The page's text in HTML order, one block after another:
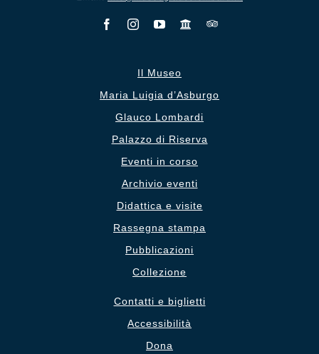
Il Museo
Maria Luigia d’Asburgo
Glauco Lombardi
Palazzo di Riserva
Eventi in corso
Archivio eventi
Didattica e visite
Rassegna stampa
Pubblicazioni
Collezione
Contatti e biglietti
Accessibilità
Dona